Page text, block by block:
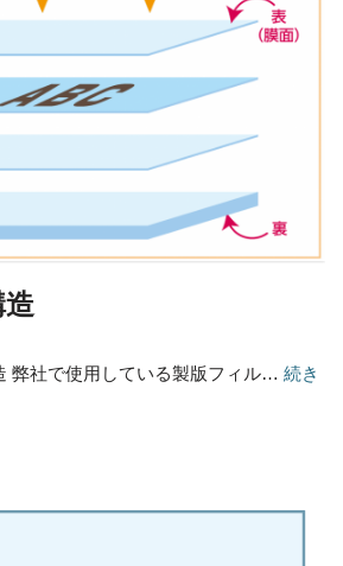
弊社で使用している製版フィル… 続き